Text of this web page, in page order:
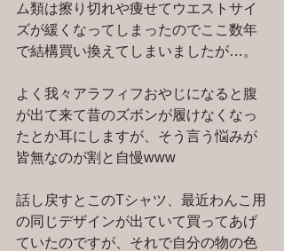
ム類は擦り切れや痩せてウエストサイ
ズが緩くなってしまったのでここ数年
で結構買い換えてしまいましたが…。
よく我々アラフィフおやじになると腹
が出て来て昔のズボンが履けなくなっ
たとか耳にしますが、そう言う悩みが
皆無なのが割と自慢www
話し戻すとこのTシャツ、最近わんこ用
の同じデザインが出ていて買ってあげ
ていたのですが、それで自分の物の色